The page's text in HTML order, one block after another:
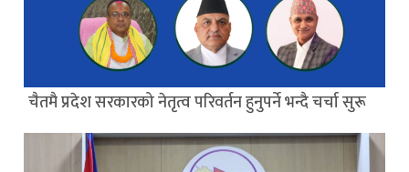
चैतमै प्रदेश सरकारको नेतृत्व परिवर्तन हुनुपर्ने भन्दै चर्चा सुरू